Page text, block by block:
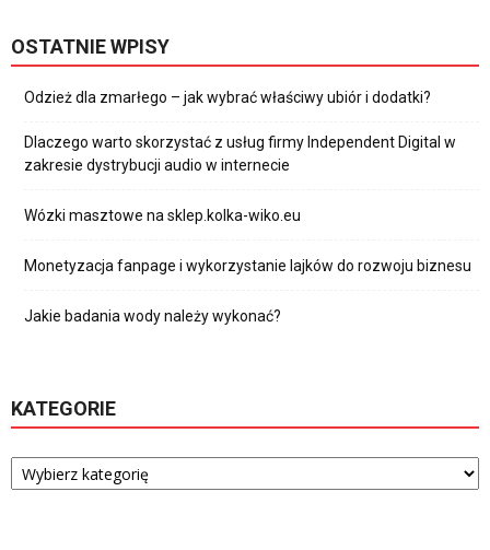
OSTATNIE WPISY
Odzież dla zmarłego – jak wybrać właściwy ubiór i dodatki?
Dlaczego warto skorzystać z usług firmy Independent Digital w
zakresie dystrybucji audio w internecie
Wózki masztowe na sklep.kolka-wiko.eu
Monetyzacja fanpage i wykorzystanie lajków do rozwoju biznesu
Jakie badania wody należy wykonać?
KATEGORIE
Kategorie